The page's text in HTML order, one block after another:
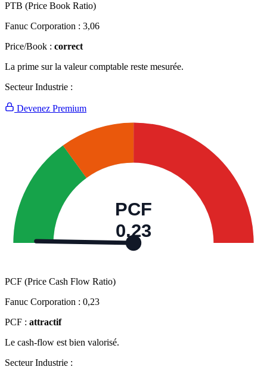
PTB (Price Book Ratio)
Fanuc Corporation : 3,06
Price/Book : correct
La prime sur la valeur comptable reste mesurée.
Secteur Industrie :
Devenez Premium
PCF
0,23
PCF (Price Cash Flow Ratio)
Fanuc Corporation : 0,23
PCF : attractif
Le cash-flow est bien valorisé.
Secteur Industrie :